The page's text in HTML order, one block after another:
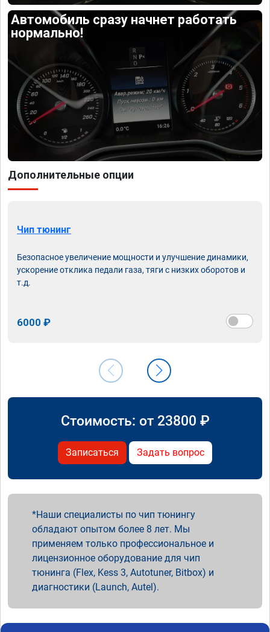
Автомобиль сразу начнет работать
нормально!
Дополнительные опции
Чип тюнинг
Безопасное увеличение мощности и улучшение динамики,
ускорение отклика педали газа, тяги с низких оборотов и
т.д.
6000 ₽
Стоимость: от 23800 ₽
Записаться Задать вопрос
Наши специалисты по чип тюнингу
обладают опытом более 8 лет. Мы
применяем только профессиональное и
лицензионное оборудование для чип
тюнинга (Flex, Kess 3, Autotuner, Bitbox) и
диагностики (Launch, Autel).